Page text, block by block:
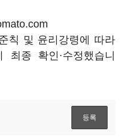
칙 및 윤리강령에 따라
최종 확인·수정했습니